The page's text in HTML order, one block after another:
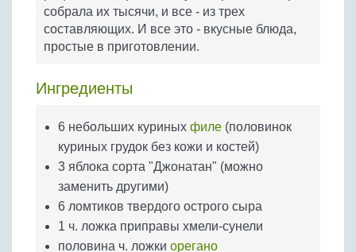
Бобовые
Яйца
Крупы
собрала их тысячи, и все - из трех
составляющих. И все это - вкусные блюда,
простые в приготовлении.
Ингредиенты
6 небольших куриных филе (половинок
куриных грудок без кожи и костей)
3 яблока сорта "Джонатан" (можно
заменить другими)
6 ломтиков твердого острого сыра
1 ч. ложка приправы хмели-сунели
половина ч. ложки орегано